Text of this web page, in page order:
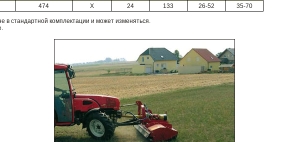
474 X 24 133 26-52 35-70
в стандартной комплектации и может изменяться.